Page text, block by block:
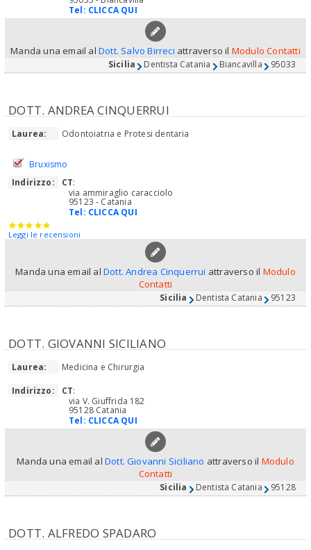
Tel: CLICCA QUI
Manda una email alDott. Salvo Birreci attraverso il Modulo Contatti
Sicilia Dentista Catania Biancavilla 95033
DOTT. ANDREA CINQUERRUI
Laurea: Odontoiatria e Protesi dentaria
Bruxismo
Indirizzo:
CT:
via ammiraglio caracciolo
95123 - Catania
Tel: CLICCA QUI
Leggi le recensioni
Manda una email al Dott. Andrea Cinquerrui attraverso il Modulo
Contatti
Sicilia Dentista Catania 95123
DOTT. GIOVANNI SICILIANO
Laurea:
Medicina e Chirurgia
Indirizzo:
CT:
via V. Giuffrida 182
95128 Catania
Tel: CLICCA QUI
Manda una email al Dott. Giovanni Siciliano attraverso il Modulo
Contatti
Sicilia Dentista Catania 95128
DOTT. ALFREDO SPADARO